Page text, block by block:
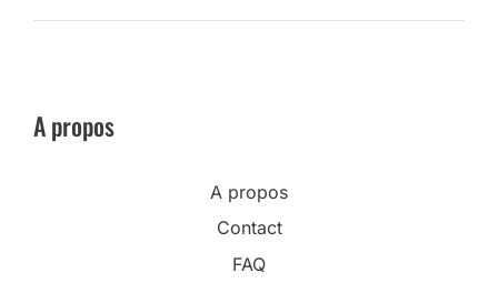
A propos
A propos
Contact
FAQ